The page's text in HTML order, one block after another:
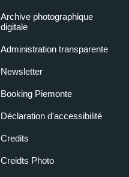
Archive photographique
digitale
Administration transparente
Newsletter
Booking Piemonte
Déclaration d'accessibilité
Credits
Creidts Photo